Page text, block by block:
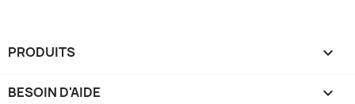
PRODUITS 
BESOIN D'AIDE 